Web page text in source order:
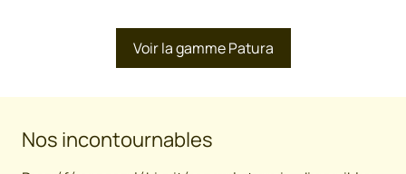
Voir la gamme Patura
Nos incontournables